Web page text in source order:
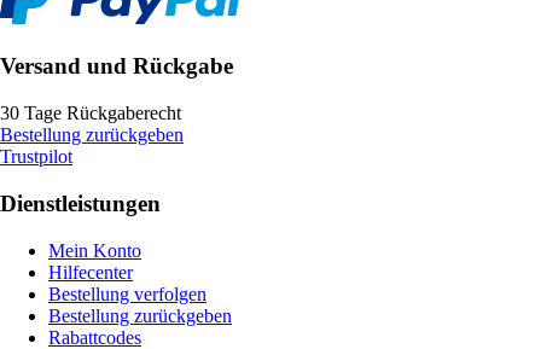
Versand und Rückgabe
30 Tage Rückgaberecht
Bestellung zurückgeben
Trustpilot
Dienstleistungen
Mein Konto
Hilfecenter
Bestellung verfolgen
Bestellung zurückgeben
Rabattcodes